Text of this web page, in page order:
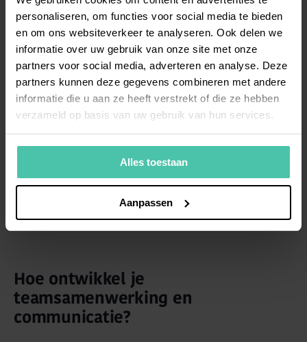
personaliseren, om functies voor social media te bieden
en om ons websiteverkeer te analyseren. Ook delen we
informatie over uw gebruik van onze site met onze
partners voor social media, adverteren en analyse. Deze
partners kunnen deze gegevens combineren met andere
informatie die u aan ze heeft verstrekt of die ze hebben
verzameld op basis van uw gebruik van hun services.
Alles toestaan
Aanpassen
verschillende teamleden leert kennen. Geef ook
duidelijke verwachtingen voor de eerste weken en
maanden, zodat ze weten waar ze naartoe werken.
Wanneer weet je dat de integratie
succesvol verloopt?
Succesvolle integratie zie je terug in toenemende
zelfstandigheid, actieve deelname aan teamdiscussies
en het opbouwen van werkrelaties. Na vier weken zou
een nieuwe medewerker de basis onder de knie
moeten hebben en na drie maanden volledig
productief zijn.
Hoe ontwikkel je
teamsamenwerking en
communicatie?